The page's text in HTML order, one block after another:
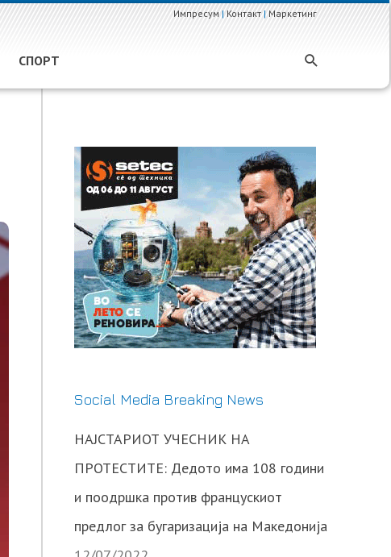
Импресум|Контакт|Маркетинг
СПОРТ
Social Media Breaking News
НАЈСТАРИОТ УЧЕСНИК НА
ПРОТЕСТИТЕ: Дедото има 108 години
и поодршка против францускиот
предлог за бугаризација на Македонија